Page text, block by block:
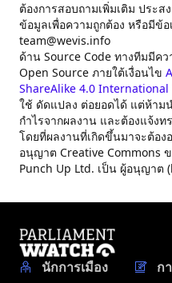
ต้องการสอบถามเพิ่มเติม ประส
ข้อมูลเพื่อความถูกต้อง หรือมีข้
team@wevis.info
ด้าน Source Code ทางทีมมีค
Open Source ภายใต้เงื่อนไข
ShareAlike 4.0 International
ใช้ ดัดแปลง ต่อยอดได้ แต่ห้าม
กำไรจากผลงาน และต้องแจ้ง
โดยที่ผลงานที่เกิดขึ้นมาจะต้อง
อนุญาต Creative Commons
Punch Up Ltd. เป็น ผู้อนุญาต
นักการเมือง
ก